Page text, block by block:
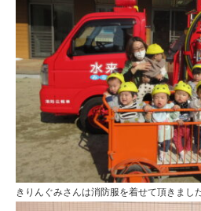
定
こ
ど
も
園
ひ
ら
り
きりんぐみさんは消防服を着せて頂きま